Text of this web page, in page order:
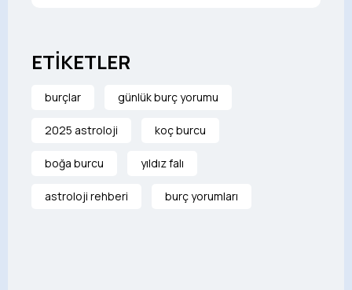
ETİKETLER
burçlar günlük burç yorumu
2025 astroloji koç burcu
boğa burcu yıldız falı
astroloji rehberi burç yorumları